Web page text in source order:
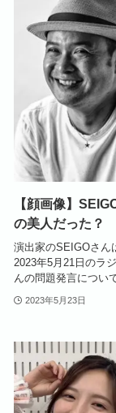
【顔画像】
の美人だった？
演出家のSEIGOさん
2023年5月21日のラ
んの問題発言につい
2023年5月23日